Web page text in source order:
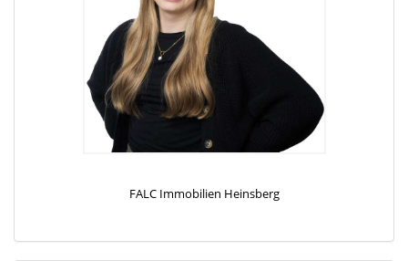
Im Erdgeschoss befinden sich zusätzlich noch zwei Schlafzimmer.
Eines davon verfügt über ein eigenes Ankleidezimmer sowie ein
angrenzendes Badezimmer mit Wanne – ein perfekter
Rückzugsort, der Komfort und Privatsphäre vereint. Das zweite
Schlafzimmer ist ebenfalls großzügig geschnitten und vielseitig
nutzbar, beispielsweise als Gästezimmer oder Homeoffice.
Ein weiteres Highlight im Erdgeschoss ist das moderne Gäste-WC.
Die Küche ist sowohl funktional als auch stilvoll gestaltet. Sie
FALC Immobilien Heinsberg